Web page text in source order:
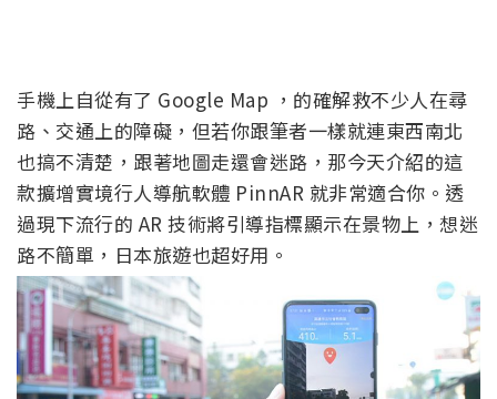
手機上自從有了 Google Map ，的確解救不少人在尋
路、交通上的障礙，但若你跟筆者一樣就連東西南北
也搞不清楚，跟著地圖走還會迷路，那今天介紹的這
款擴增實境行人導航軟體 PinnAR 就非常適合你。透
過現下流行的 AR 技術將引導指標顯示在景物上，想迷
路不簡單，日本旅遊也超好用。